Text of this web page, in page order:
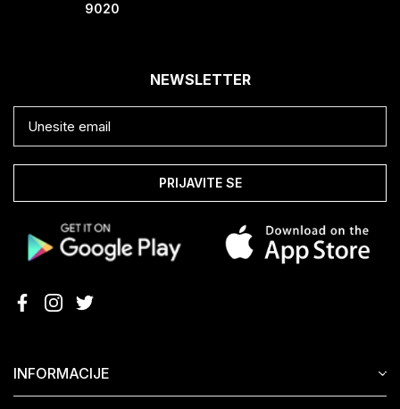
9020
INFORMACIJE
NEWSLETTER
PRIJAVITE SE